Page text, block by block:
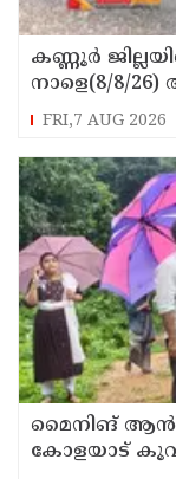
കണ്ണൂർ
നാളെ(8/8/26)
FRI,7 AUG 2026
മൈനിങ്
കോളയാട് കൂവ